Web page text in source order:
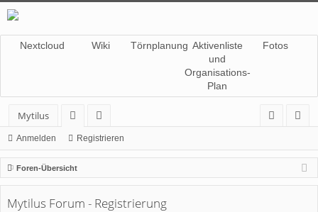
Nextcloud Wiki Törnplanung Aktivenliste
und
Organisations-
Plan
Fotos
Mytilus
or
en
itg
lie
de
r
m
el
ist
rie
Anmelden Registrieren
Foren-Übersicht
Mytilus Forum - Registrierung